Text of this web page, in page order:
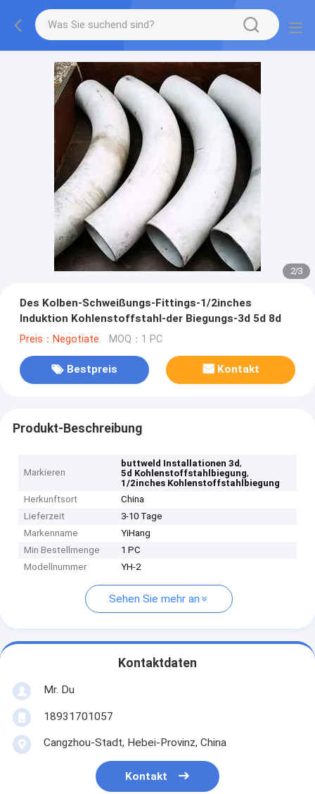
2/3
Des Kolben-Schweißungs-Fittings-1/2inches
Induktion Kohlenstoffstahl-der Biegungs-3d 5d 8d
Preis：Negotiate MOQ：1 PC
Bestpreis Kontakt
Produkt-Beschreibung
Markieren
buttweld Installationen 3d,
5d Kohlenstoffstahlbiegung,
1/2inches Kohlenstoffstahlbiegung
Herkunftsort
China
Lieferzeit
3-10 Tage
Markenname
YiHang
Min Bestellmenge
1 PC
Modellnummer
YH-2
Sehen Sie mehr an
Kontaktdaten
Mr. Du
18931701057
Cangzhou-Stadt, Hebei-Provinz, China
Kontakt